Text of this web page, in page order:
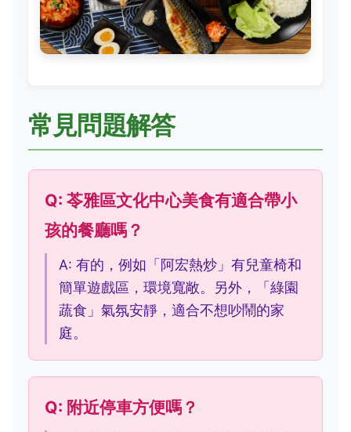
常見問題解答
Q: 苓雅區文化中心美食有適合帶小
孩的餐廳嗎？
A: 有的，例如「阿宏熱炒」有兒童椅和
簡單遊戲區，環境寬敞。另外，「綠園
蔬食」氣氛安靜，適合不想吵鬧的家
庭。
Q: 附近停車方便嗎？